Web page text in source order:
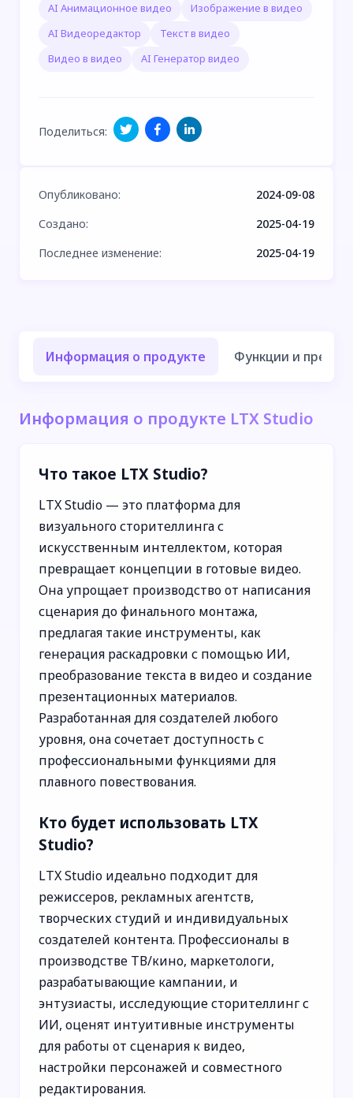
AI Анимационное видео
Изображение в видео
AI Видеоредактор
Текст в видео
Видео в видео
AI Генератор видео
Поделиться:
Опубликовано:
2024-09-08
Создано:
2025-04-19
Последнее изменение: 2025-04-19
Информация о продукте Функции и
Информация о продукте LTX Studio
Что такое LTX Studio?
LTX Studio — это платформа для
визуального сторителлинга с
искусственным интеллектом, которая
превращает концепции в готовые видео.
Она упрощает производство от написания
сценария до финального монтажа,
предлагая такие инструменты, как
генерация раскадровки с помощью ИИ,
преобразование текста в видео и создание
презентационных материалов.
Разработанная для создателей любого
уровня, она сочетает доступность с
профессиональными функциями для
плавного повествования.
Кто будет использовать LTX
Studio?
LTX Studio идеально подходит для
режиссеров, рекламных агентств,
творческих студий и индивидуальных
создателей контента. Профессионалы в
производстве ТВ/кино, маркетологи,
разрабатывающие кампании, и
энтузиасты, исследующие сторителлинг с
ИИ, оценят интуитивные инструменты
для работы от сценария к видео,
настройки персонажей и совместного
редактирования.